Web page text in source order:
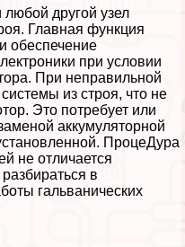
другой узел
Главная функция
обеспечение
при условии
При неправильной
из строя, что не
Это потребует или
аккумуляторной
ПроцеДypa
не отличается
в
гальванических